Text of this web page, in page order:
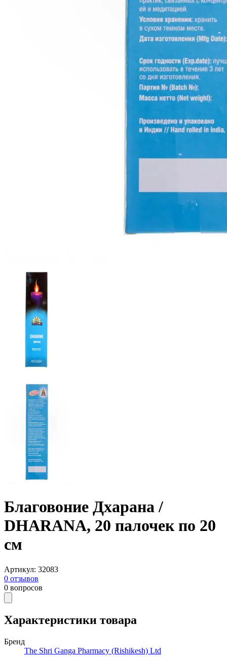
Благовоние Дхарана /
DHARANA, 20 палочек по 20
см
Артикул: 32083
0 отзывов
0 вопросов
Характеристики товара
Бренд
The Shri Ganga Pharmacy (Rishikesh) Ltd